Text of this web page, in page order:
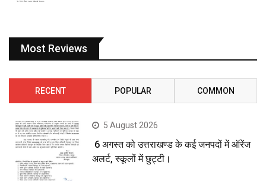
Most Reviews
RECENT POPULAR COMMON
5 August 2026
6 अगस्त को उत्तराखण्ड के कई जनपदों में ऑरेंज
अलर्ट, स्कूलों में छुट्टी।